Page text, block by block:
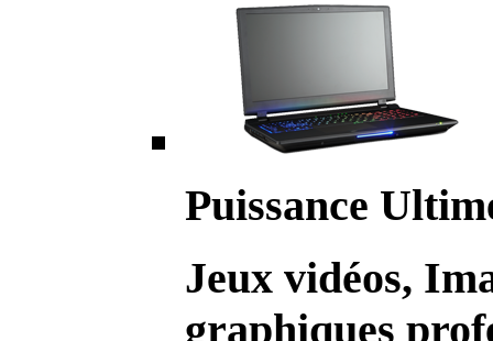
Puissance
Jeux vidéos,
graphiques